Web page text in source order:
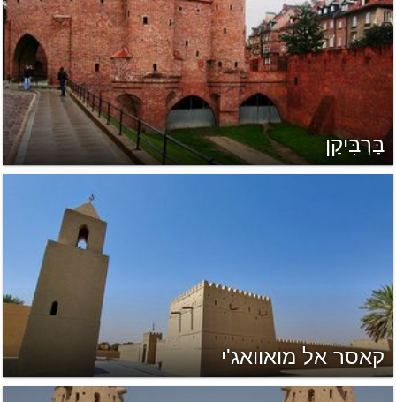
בַּרְבִּיקַן
קאסר אל מואוואג'י